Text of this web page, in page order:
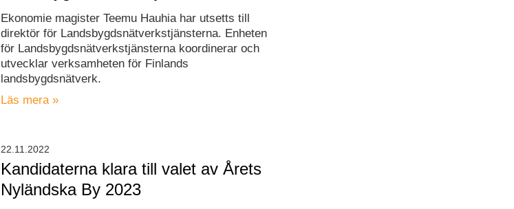
Ekonomie magister Teemu Hauhia har utsetts till
direktör för Landsbygdsnätverkstjänsterna. Enheten
för Landsbygdsnätverkstjänsterna koordinerar och
utvecklar verksamheten för Finlands
landsbygdsnätverk.
Läs mera »
Kandidaterna klara till valet av Årets
Nyländska By 2023
22.11.2022